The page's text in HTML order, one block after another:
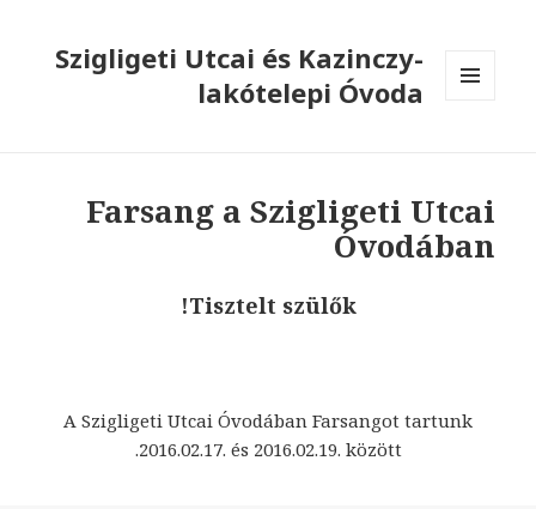
Szigligeti Utcai és Kazinczy-
lakótelepi Óvoda
Farsang a Szigligeti Utcai
Óvodában
Tisztelt szülők!
A Szigligeti Utcai Óvodában Farsangot tartunk
2016.02.17. és 2016.02.19. között.